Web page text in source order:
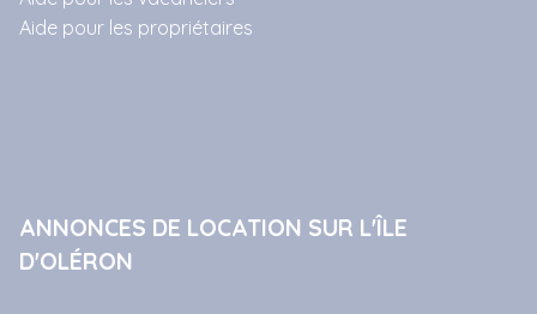
Aide pour les propriétaires
ANNONCES DE LOCATION SUR L'ÎLE
D'OLÉRON